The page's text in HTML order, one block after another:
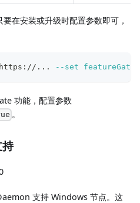
在安装或升级时配置参数即可，
.. . --set featureGates
功能，配置参数
。
支持 Windows 节点。这